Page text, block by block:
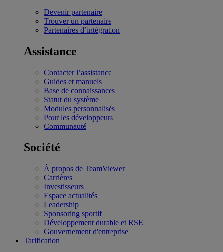
Devenir partenaire
Trouver un partenaire
Partenaires d’intégration
Assistance
Contacter l’assistance
Guides et manuels
Base de connaissances
Statut du système
Modules personnalisés
Pour les développeurs
Communauté
Société
À propos de TeamViewer
Carrières
Investisseurs
Espace actualités
Leadership
Sponsoring sportif
Développement durable et RSE
Gouvernement d'entreprise
Tarification